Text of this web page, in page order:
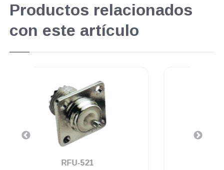
Productos relacionados
con este artículo